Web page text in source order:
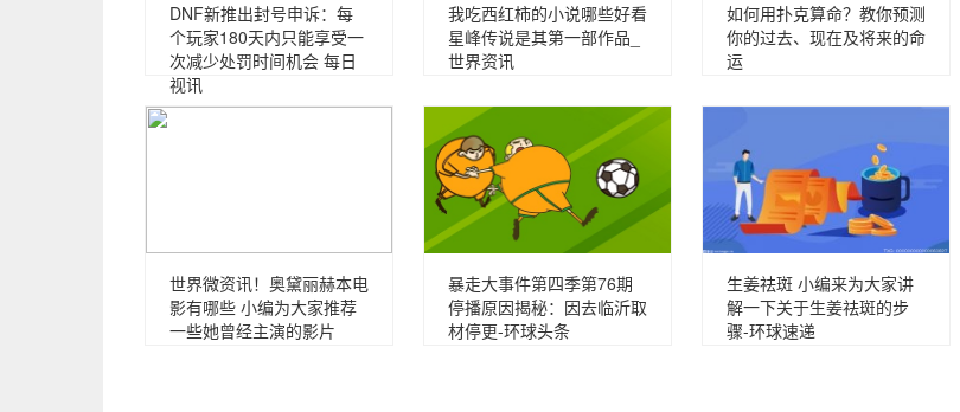
DNF新推出封号申诉：每
个玩家180天内只能享受一
次减少处罚时间机会 每日
视讯
我吃西红柿的小说哪些好看
星峰传说是其第一部作品_
世界资讯
如何用扑克算命？教你预测
你的过去、现在及将来的命
运
世界微资讯！奥黛丽赫本电
影有哪些 小编为大家推荐
一些她曾经主演的影片
暴走大事件第四季第76期
停播原因揭秘：因去临沂取
材停更-环球头条
生姜祛斑 小编来为大家讲
解一下关于生姜祛斑的步
骤-环球速递